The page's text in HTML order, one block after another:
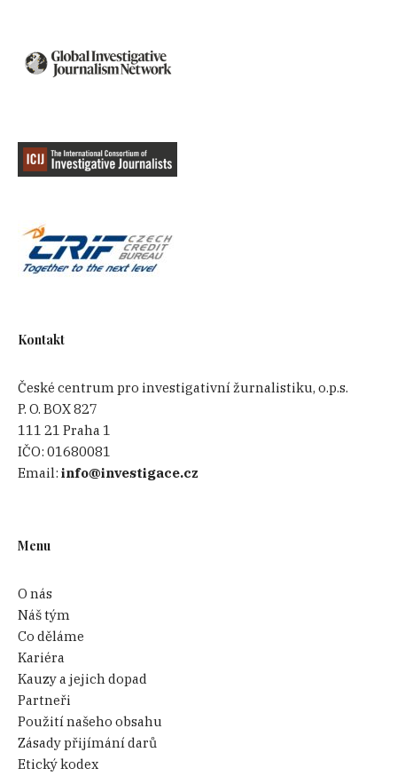
Kontakt
České centrum pro investigativní žurnalistiku, o.p.s.
P. O. BOX 827
111 21 Praha 1
IČO:01680081
Email:info@investigace.cz
Menu
O nás
Náš tým
Co děláme
Kariéra
Kauzy a jejich dopad
Partneři
Použití našeho obsahu
Zásady přijímání darů
Etický kodex